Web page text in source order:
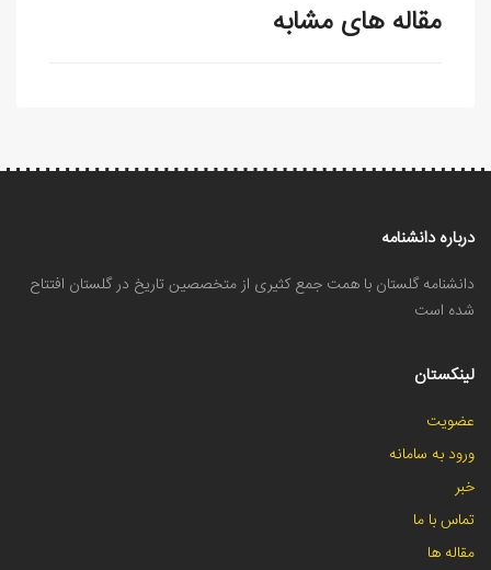
مقاله های مشابه
درباره دانشنامه
دانشنامه گلستان با همت جمع کثیری از متخصصین تاریخ در گلستان افتتاح
شده است
لینکستان
عضویت
ورود به سامانه
خبر
تماس با ما
مقاله ها